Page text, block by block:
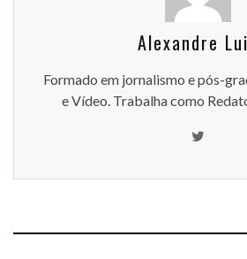
Alexandre
Formado em jornalismo e pós-
e Vídeo. Trabalha como